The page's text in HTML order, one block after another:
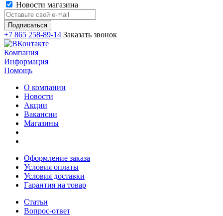
Новости магазина
+7 865 258-89-14 Заказать звонок
Компания
Информация
Помощь
О компании
Новости
Акции
Вакансии
Магазины
Оформление заказа
Условия оплаты
Условия доставки
Гарантия на товар
Статьи
Вопрос-ответ